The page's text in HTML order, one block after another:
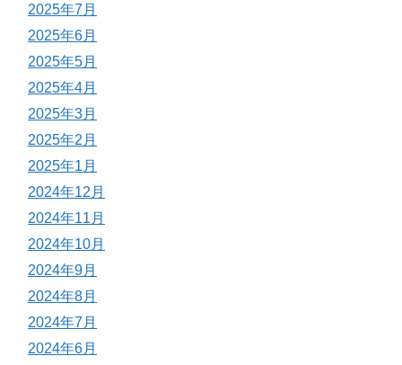
2025年7月
2025年6月
2025年5月
2025年4月
2025年3月
2025年2月
2025年1月
2024年12月
2024年11月
2024年10月
2024年9月
2024年8月
2024年7月
2024年6月